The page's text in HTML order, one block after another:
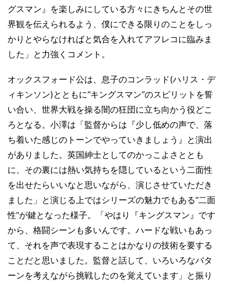
グスマン』を楽しみにしている方々にきちんとその世
界観を伝えられるよう、僕にできる限りのことをしっ
かりとやらなければと気合を入れてアフレコに臨みま
した」と力強くコメント。
オックスフォード公は、息子のコンラッド(ハリス・デ
ィキンソン)とともに“キングスマン”のスピリットを誓
い合い、世界大戦を操る闇の狂団に立ち向かう役どこ
ろとなる。小澤は「監督からは『少し低めの声で、落
ち着いた感じのトーンでやっていきましょう』と演出
がありました。英国紳士としてのかっこよさととも
に、その裏には熱い気持ちを隠しているという二面性
を出せたらいいなと思いながら、演じさせていただき
ました」と演じる上ではシリーズの魅力でもある“二面
性”が鍵となった様子。「やはり『キングスマン』です
から、格闘シーンも多いんです。ハードな戦いもあっ
て、それを声で表現することはかなりの技術を要する
ことだと思いました。監督と話して、いろいろなパタ
ーンを考えながら挑戦したのを覚えています」と振り